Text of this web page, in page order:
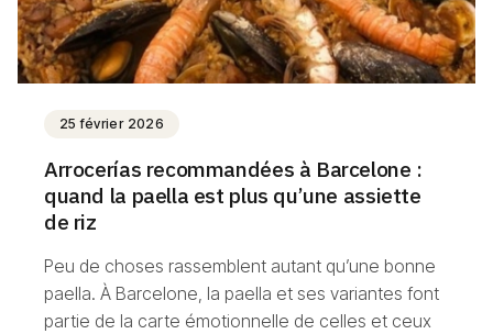
25 février 2026
Arrocerías recommandées à Barcelone :
quand la paella est plus qu’une assiette
de riz
Peu de choses rassemblent autant qu’une bonne
paella. À Barcelone, la paella et ses variantes font
partie de la carte émotionnelle de celles et ceux